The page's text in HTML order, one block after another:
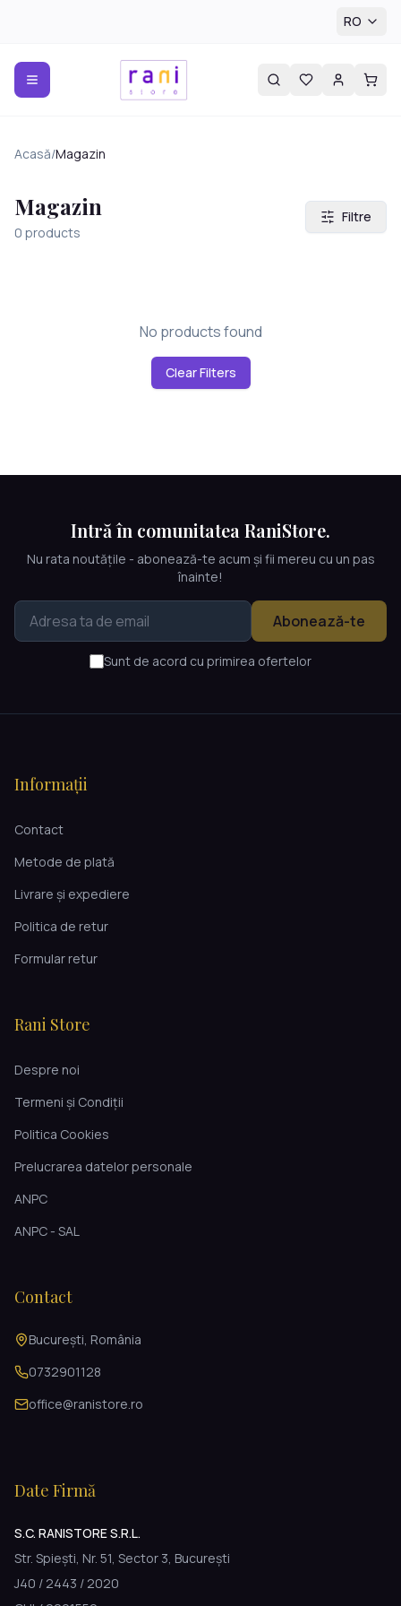
RO
Acasă/Magazin
Magazin
0 products
Filtre
No products found
Clear Filters
Intră în comunitatea RaniStore.
Nu rata noutățile - abonează-te acum și fii mereu cu un pas
înainte!
Abonează-te
Sunt de acord cu primirea ofertelor
Informații
Contact
Metode de plată
Livrare și expediere
Politica de retur
Formular retur
Rani Store
Despre noi
Termeni și Condiții
Politica Cookies
Prelucrarea datelor personale
ANPC
ANPC - SAL
Contact
București, România
0732901128
office@ranistore.ro
Date Firmă
S.C. RANISTORE S.R.L.
Str. Spiești, Nr. 51, Sector 3, București
J40 / 2443 / 2020